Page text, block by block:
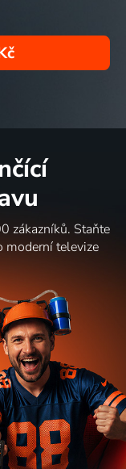
zákazníků. Staňte
moderní televize